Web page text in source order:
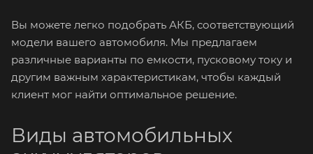
Вы можете легко подобрать АКБ, соответствующий
модели вашего автомобиля. Мы предлагаем
различные варианты по емкости, пусковому току и
другим важным характеристикам, чтобы каждый
клиент мог найти оптимальное решение.
Виды автомобильных